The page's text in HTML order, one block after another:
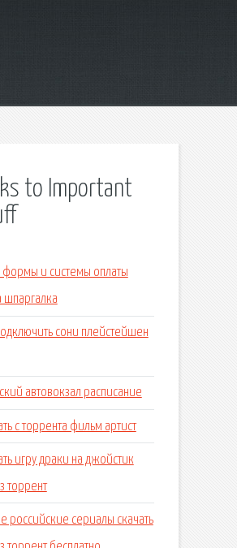
to Important
формы и системы оплаты
шпаргалка
сони плейстейшен
автовокзал расписание
с торрента фильм артист
игру драки на джойстик
торрент
российские сериалы скачать